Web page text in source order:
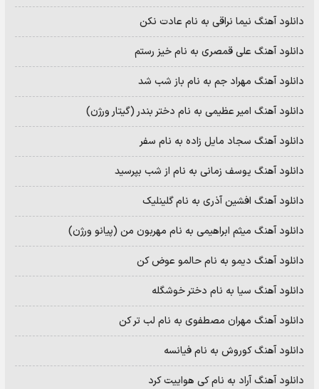
دانلود آهنگ نیما نراقی به نام عادت نکن
دانلود آهنگ علی قمصری به نام خیز رستم
دانلود آهنگ مهراد جم به نام باز شب شد
دانلود آهنگ امیر عظیمی به نام دختر بندر (گیتار ورژن)
دانلود آهنگ سجاد مایل زاده به نام سفر
دانلود آهنگ یوسف زمانی به نام از شب بپرسید
دانلود آهنگ افشین آذری به نام گلینلیک
دانلود آهنگ میثم ابراهیمی به نام مهربون من (پیانو ورژن)
دانلود آهنگ دیمو به نام حالمو عوض کن
دانلود آهنگ سیا به نام دختر خوشگله
دانلود آهنگ مهران مصطفوی به نام لب تر کن
دانلود آهنگ کوروش به نام فیانسه
دانلود آهنگ آراد به نام کی هواییت کرد